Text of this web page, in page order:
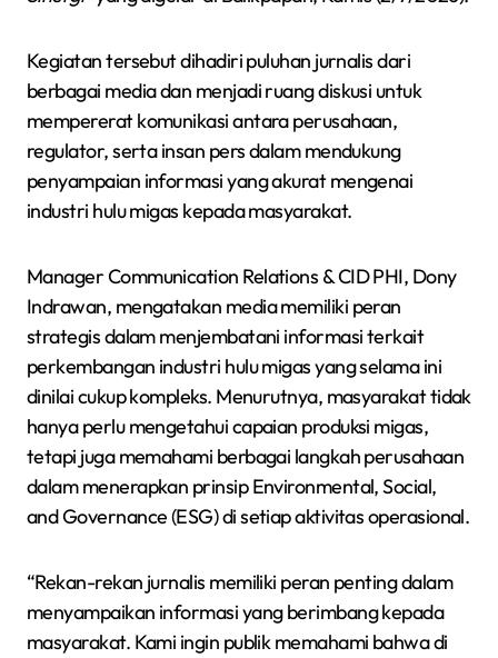
Kegiatan tersebut dihadiri puluhan jurnalis dari
berbagai media dan menjadi ruang diskusi untuk
mempererat komunikasi antara perusahaan,
regulator, serta insan pers dalam mendukung
penyampaian informasi yang akurat mengenai
industri hulu migas kepada masyarakat.
Manager Communication Relations & CID PHI, Dony
Indrawan, mengatakan media memiliki peran
strategis dalam menjembatani informasi terkait
perkembangan industri hulu migas yang selama ini
dinilai cukup kompleks. Menurutnya, masyarakat tidak
hanya perlu mengetahui capaian produksi migas,
tetapi juga memahami berbagai langkah perusahaan
dalam menerapkan prinsip Environmental, Social,
and Governance (ESG) di setiap aktivitas operasional.
“Rekan-rekan jurnalis memiliki peran penting dalam
menyampaikan informasi yang berimbang kepada
masyarakat. Kami ingin publik memahami bahwa di